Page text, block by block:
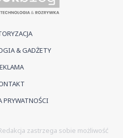
& GADŻETY
PRYWATNOŚCI
zastrzega sobie możliwość